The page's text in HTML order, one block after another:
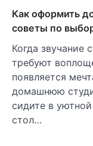
Как оформить
советы по
Когда звучание
требуют
появляется
домашнюю
сидите в
стол…